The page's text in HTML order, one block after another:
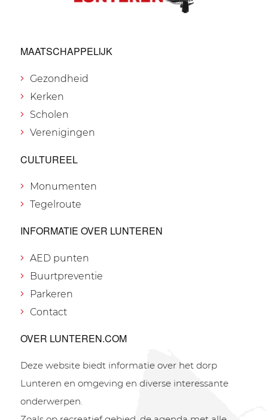
MAATSCHAPPELIJK
Gezondheid
Kerken
Scholen
Verenigingen
CULTUREEL
Monumenten
Tegelroute
INFORMATIE OVER LUNTEREN
AED punten
Buurtpreventie
Parkeren
Contact
OVER LUNTEREN.COM
Deze website biedt informatie over het dorp
Lunteren en omgeving en diverse interessante
onderwerpen.